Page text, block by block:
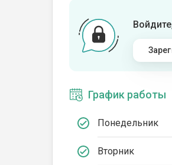
График работы
Понедельник
Вторник